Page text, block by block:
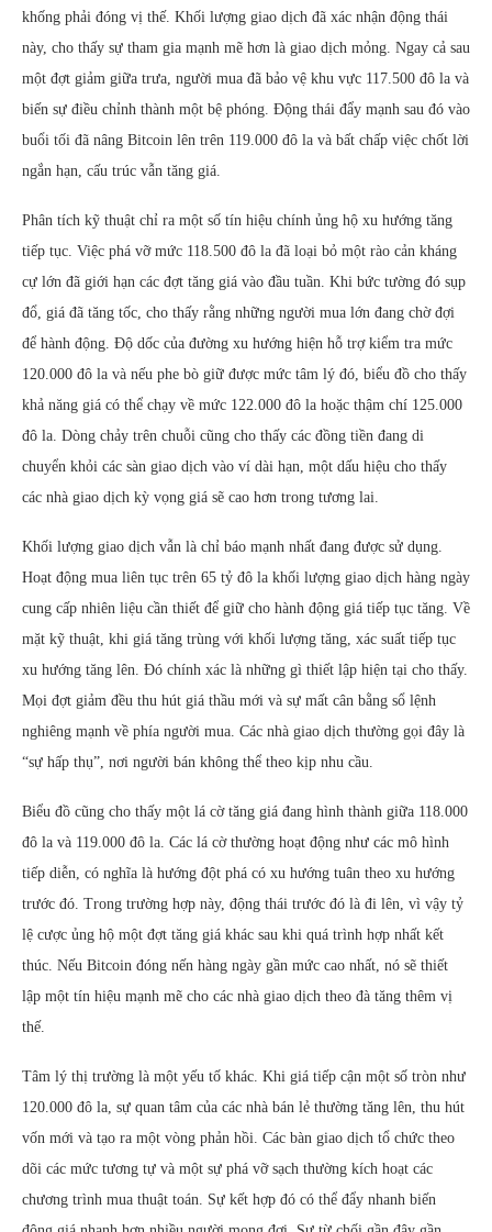
khống phải đóng vị thế. Khối lượng giao dịch đã xác nhận động thái
này, cho thấy sự tham gia mạnh mẽ hơn là giao dịch mỏng. Ngay cả sau
một đợt giảm giữa trưa, người mua đã bảo vệ khu vực 117.500 đô la và
biến sự điều chỉnh thành một bệ phóng. Động thái đẩy mạnh sau đó vào
buổi tối đã nâng Bitcoin lên trên 119.000 đô la và bất chấp việc chốt lời
ngắn hạn, cấu trúc vẫn tăng giá.
Phân tích kỹ thuật chỉ ra một số tín hiệu chính ủng hộ xu hướng tăng
tiếp tục. Việc phá vỡ mức 118.500 đô la đã loại bỏ một rào cản kháng
cự lớn đã giới hạn các đợt tăng giá vào đầu tuần. Khi bức tường đó sụp
đổ, giá đã tăng tốc, cho thấy rằng những người mua lớn đang chờ đợi
để hành động. Độ dốc của đường xu hướng hiện hỗ trợ kiểm tra mức
120.000 đô la và nếu phe bò giữ được mức tâm lý đó, biểu đồ cho thấy
khả năng giá có thể chạy về mức 122.000 đô la hoặc thậm chí 125.000
đô la. Dòng chảy trên chuỗi cũng cho thấy các đồng tiền đang di
chuyển khỏi các sàn giao dịch vào ví dài hạn, một dấu hiệu cho thấy
các nhà giao dịch kỳ vọng giá sẽ cao hơn trong tương lai.
Khối lượng giao dịch vẫn là chỉ báo mạnh nhất đang được sử dụng.
Hoạt động mua liên tục trên 65 tỷ đô la khối lượng giao dịch hàng ngày
cung cấp nhiên liệu cần thiết để giữ cho hành động giá tiếp tục tăng. Về
mặt kỹ thuật, khi giá tăng trùng với khối lượng tăng, xác suất tiếp tục
xu hướng tăng lên. Đó chính xác là những gì thiết lập hiện tại cho thấy.
Mọi đợt giảm đều thu hút giá thầu mới và sự mất cân bằng sổ lệnh
nghiêng mạnh về phía người mua. Các nhà giao dịch thường gọi đây là
“sự hấp thụ”, nơi người bán không thể theo kịp nhu cầu.
Biểu đồ cũng cho thấy một lá cờ tăng giá đang hình thành giữa 118.000
đô la và 119.000 đô la. Các lá cờ thường hoạt động như các mô hình
tiếp diễn, có nghĩa là hướng đột phá có xu hướng tuân theo xu hướng
trước đó. Trong trường hợp này, động thái trước đó là đi lên, vì vậy tỷ
lệ cược ủng hộ một đợt tăng giá khác sau khi quá trình hợp nhất kết
thúc. Nếu Bitcoin đóng nến hàng ngày gần mức cao nhất, nó sẽ thiết
lập một tín hiệu mạnh mẽ cho các nhà giao dịch theo đà tăng thêm vị
thế.
Tâm lý thị trường là một yếu tố khác. Khi giá tiếp cận một số tròn như
120.000 đô la, sự quan tâm của các nhà bán lẻ thường tăng lên, thu hút
vốn mới và tạo ra một vòng phản hồi. Các bàn giao dịch tổ chức theo
dõi các mức tương tự và một sự phá vỡ sạch thường kích hoạt các
chương trình mua thuật toán. Sự kết hợp đó có thể đẩy nhanh biến